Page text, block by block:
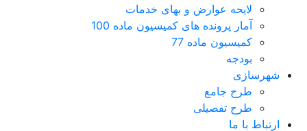
لایحه عوارض و بهای خدمات
آمار پرونده های کمیسیون ماده 100
کمیسیون ماده 77
بودجه
شهرسازی
طرح جامع
طرح تفصیلی
ارتباط با ما